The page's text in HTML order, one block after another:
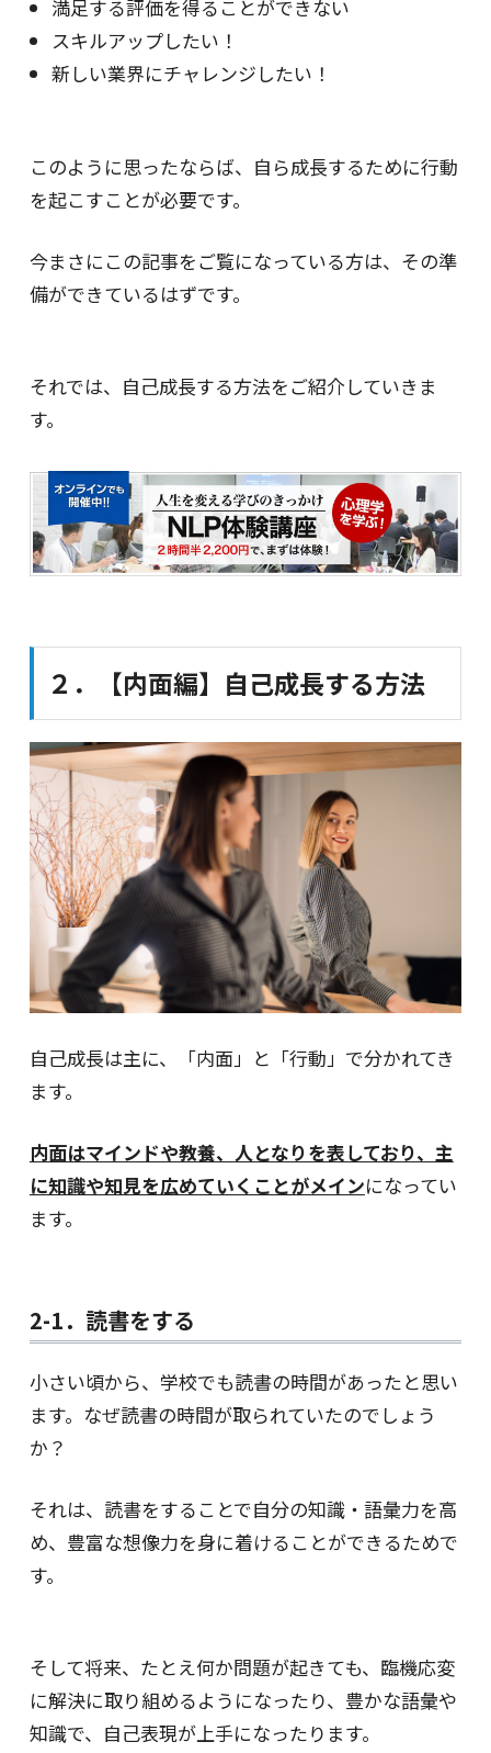
満足する評価を得ることができない
スキルアップしたい！
新しい業界にチャレンジしたい！
このように思ったならば、自ら成長するために行動
を起こすことが必要です。
今まさにこの記事をご覧になっている方は、その準
備ができているはずです。
それでは、自己成長する方法をご紹介していきま
す。
２．【内面編】自己成長する方法
自己成長は主に、「内面」と「行動」で分かれてき
ます。
内面はマインドや教養、人となりを表しており、主
に知識や知見を広めていくことがメインになってい
ます。
2-1．読書をする
小さい頃から、学校でも読書の時間があったと思い
ます。なぜ読書の時間が取られていたのでしょう
か？
それは、読書をすることで自分の知識・語彙力を高
め、豊富な想像力を身に着けることができるためで
す。
そして将来、たとえ何か問題が起きても、臨機応変
に解決に取り組めるようになったり、豊かな語彙や
知識で、自己表現が上手になったります。